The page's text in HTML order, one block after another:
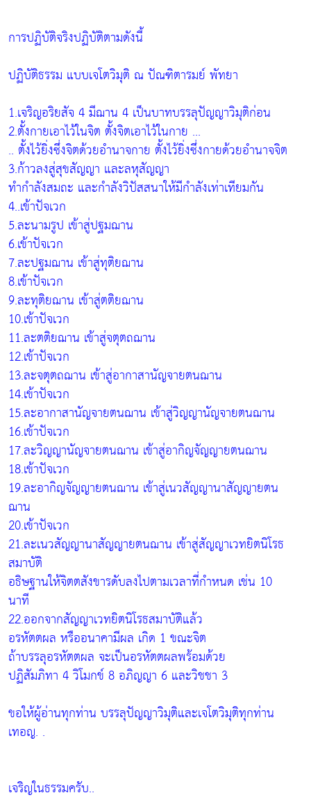
การปฏิบัติจริงปฏิบัติตามดังนี้
ปฏิบัติธรรม แบบเจโตวิมุติ ณ ปัณฑิตารมย์ พัทยา
1.เจริญอริยสัจ 4 มีฌาน 4 เป็นบาทบรรลุปัญญาวิมุติก่อน
2.ตั้งกายเอาไว้ในจิต ตั้งจิตเอาไว้ในกาย ...
.. ตั้งไว้ยิ่งซึ่งจิตด้วยอำนาจกาย ตั้งไว้ยิ่งซึ่งกายด้วยอำนาจจิต
3.ก้าวลงสู่สุขสัญญา และลหุสัญญา
ทำกำลังสมถะ และกำลังวิปัสสนาให้มีกำลังเท่าเทียมกัน
4..เข้าปัจเวก
5.ละนามรูป เข้าสู่ปฐมฌาน
6.เข้าปัจเวก
7.ละปฐมฌาน เข้าสู่ทุติยฌาน
8.เข้าปัจเวก
9.ละทุติยฌาน เข้าสู่ตติยฌาน
10.เข้าปัจเวก
11.ละตติยฌาน เข้าสู่จตุตถฌาน
12.เข้าปัจเวก
13.ละจตุตถฌาน เข้าสู่อากาสานัญจายตนฌาน
14.เข้าปัจเวก
15.ละอากาสานัญจายตนฌาน เข้าสู่วิญญานัญจายตนฌาน
16.เข้าปัจเวก
17.ละวิญญานัญจายตนฌาน เข้าสู่อากิญจัญญายตนฌาน
18.เข้าปัจเวก
19.ละอากิญจัญญายตนฌาน เข้าสู่เนวสัญญานาสัญญายตน
ฌาน
20.เข้าปัจเวก
21.ละเนวสัญญานาสัญญายตนฌาน เข้าสู่สัญญาเวทยิตนิโรธ
สมาบัติ
อธิษฐานให้จิตตสังขารดับลงไปตามเวลาที่กำหนด เช่น 10
นาที
22.ออกจากสัญญาเวทยิตนิโรธสมาบัติแล้ว
อรหัตตผล หรืออนาคามีผล เกิด 1 ขณะจิต
ถ้าบรรลุอรหัตตผล จะเป็นอรหัตตผลพร้อมด้วย
ปฏิสัมภิทา 4 วิโมกข์ 8 อภิญญา 6 และวิชชา 3
ขอให้ผู้อ่านทุกท่าน บรรลุปัญญาวิมุติและเจโตวิมุติทุกท่าน
เทอญ. .
เจริญในธรรมครับ..